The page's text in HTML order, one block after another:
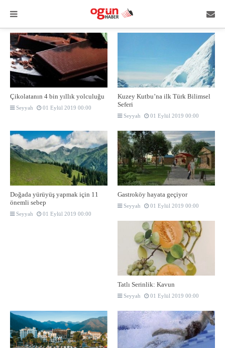
Çikolatanın 4 bin yıllık yolculuğu
Seyyah 01 Eylül 2019 00:00
Kuzey Kutbu’na ilk Türk Bilimsel
Seferi
Seyyah 01 Eylül 2019 00:00
Doğada yürüyüş yapmak için 11
önemli sebep
Seyyah 01 Eylül 2019 00:00
Gastroköy hayata geçiyor
Seyyah 01 Eylül 2019 00:00
Tatlı Serinlik: Kavun
Seyyah 01 Eylül 2019 00:00